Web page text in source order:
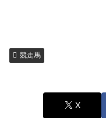
競走馬
X